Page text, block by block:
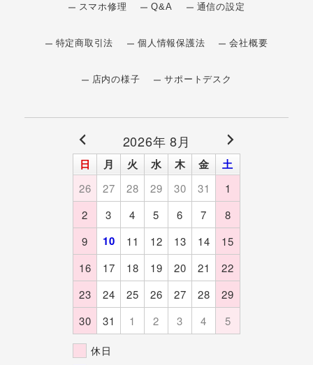
スマホ修理 Q&A 通信の設定
特定商取引法 個人情報保護法 会社概要
店内の様子 サポートデスク
2026年 8月
日 月 火 水 木 金 土
26 27 28 29 30 31
1
2
3 4 5 6 7
8
9
10 11 12 13 14
15
16
17 18 19 20 21
22
23
24 25 26 27 28
29
30
31 1 2 3 4 5
休日